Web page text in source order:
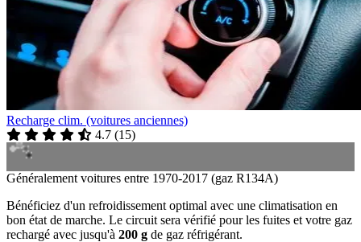
Recharge clim. (voitures anciennes)
4.7 (15)
Généralement voitures entre 1970-2017 (gaz R134A)
Bénéficiez d'un refroidissement optimal avec une climatisation en
bon état de marche. Le circuit sera vérifié pour les fuites et votre gaz
rechargé avec jusqu'à 200 g de gaz réfrigérant.